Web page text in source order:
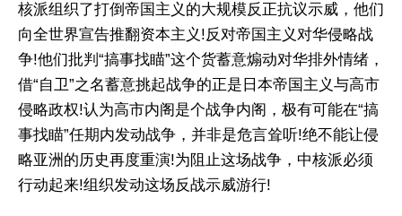
核派组织了打倒帝国主义的大规模反正抗议示威，他们
向全世界宣告推翻资本主义!反对帝国主义对华侵略战
争!他们批判“搞事找瞄”这个货蓄意煽动对华排外情绪，
借“自卫”之名蓄意挑起战争的正是日本帝国主义与高市
侵略政权!认为高市内阁是个战争内阁，极有可能在“搞
事找瞄”任期内发动战争，并非是危言耸听!绝不能让侵
略亚洲的历史再度重演!为阻止这场战争，中核派必须
行动起来!组织发动这场反战示威游行!